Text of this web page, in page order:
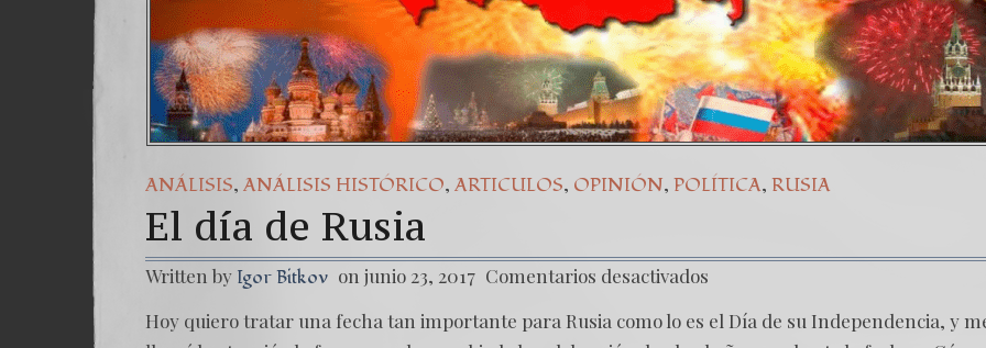
ANÁLISIS, ANÁLISIS HISTÓRICO, ARTICULOS, OPINIÓN, POLÍTICA, RUSIA
El día de Rusia
Written by Igor Bitkov on junio 23, 2017 Comentarios desactivados
Hoy quiero tratar una fecha tan importante para Rusia como lo es el Día de su Independencia, y